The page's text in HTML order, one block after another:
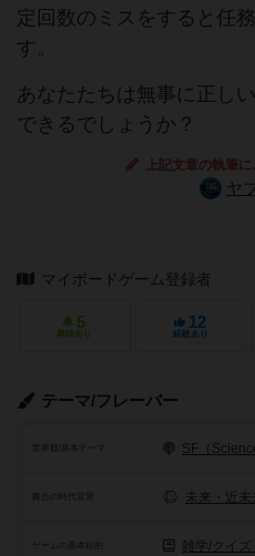
定回数のミスをすると任
す。
あなたたちは無事に正し
できるでしょうか？
上記文章の執筆
ヤ
マイボードゲーム登録者
5
興味あり
12
経験あり
テーマ/フレーバー
世界観/基本テーマ SF（
舞台の時代背景 未来・近未
ゲームの基本目的 雑学/クイズ